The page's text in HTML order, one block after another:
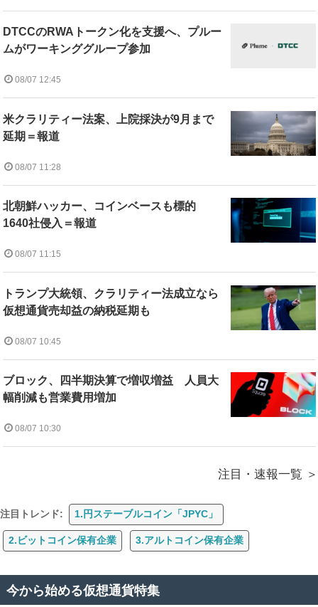
DTCCのRWAトークン化を支援へ、プルー
ムがワーキンググループ参加
08/07 12:45
米クラリティー法案、上院採決が9月まで
延期＝報道
08/07 11:28
北朝鮮ハッカー、コインベースも標的
1640社侵入＝報道
08/07 11:15
トランプ大統領、クラリティー法成立なら
仮想通貨売却益の納税延期も
08/07 10:45
ブロック、四半期決算で増収増益 人員大
幅削減も営業費用増加
08/07 10:30
注目・速報一覧
注目トレンド: 1.円ステーブルコイン「JPYC」
2.ビットコイン保有企業 3.アルトコイン保有企業
今から始める仮想通貨特集